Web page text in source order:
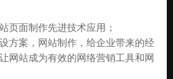
页面制作先进技术应用；
方案，网站制作，给企业带来的经
网站成为有效的网络营销工具和网